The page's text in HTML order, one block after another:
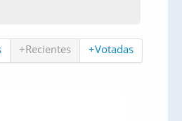
+Recientes +Votadas